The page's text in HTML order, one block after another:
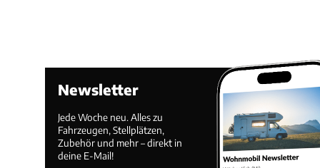
Newsletter
Jede Woche neu. Alles zu
Fahrzeugen, Stellplätzen,
Zubehör und mehr – direkt in
deine E-Mail!